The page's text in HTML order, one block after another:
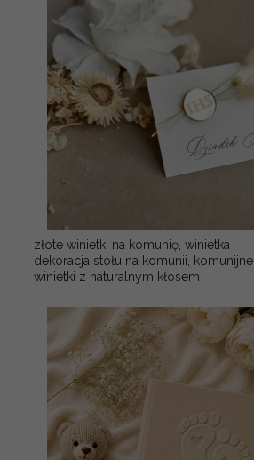
złote winietki na komunię, winietka
dekoracja stołu na komunii, komunijne
winietki z naturalnym kłosem